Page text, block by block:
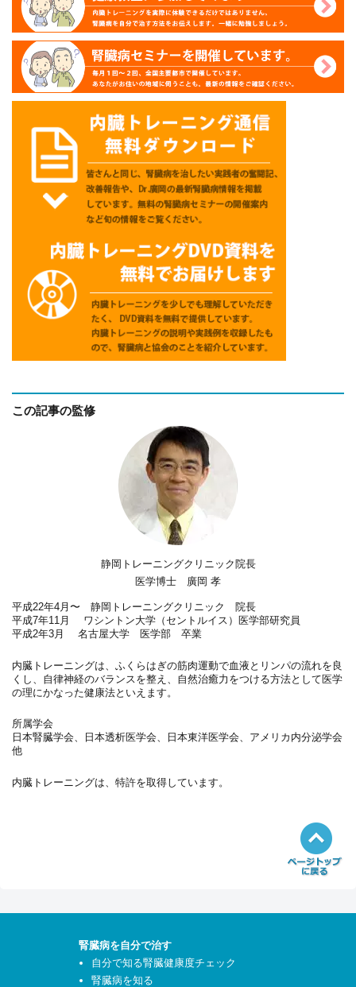
この記事の監修
静岡トレーニングクリニック院長
医学博士 廣岡 孝
平成22年4月〜 静岡トレーニングクリニック 院長
平成7年11月 ワシントン大学（セントルイス）医学部研究員
平成2年3月 名古屋大学 医学部 卒業
内臓トレーニングは、ふくらはぎの筋肉運動で血液とリンパの流れを良
くし、自律神経のバランスを整え、自然治癒力をつける方法として医学
の理にかなった健康法といえます。
所属学会
日本腎臓学会、日本透析医学会、日本東洋医学会、アメリカ内分泌学会
他
内臓トレーニングは、特許を取得しています。
腎臓病を自分で治す
自分で知る腎臓健康度チェック
腎臓病を知る